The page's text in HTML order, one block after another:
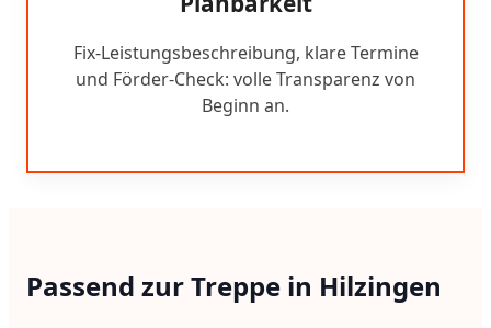
Fix-Leistungsbeschreibung, klare Termine
und Förder-Check: volle Transparenz von
Beginn an.
Passend zur Treppe in Hilzingen